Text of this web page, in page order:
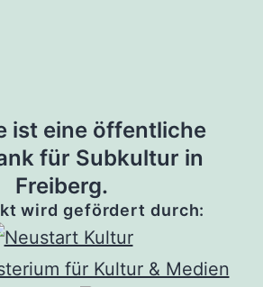
ist eine öffentliche
für Subkultur in
Freiberg.
wird gefördert durch: